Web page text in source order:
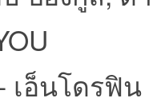
เอ็นโดรฟิน